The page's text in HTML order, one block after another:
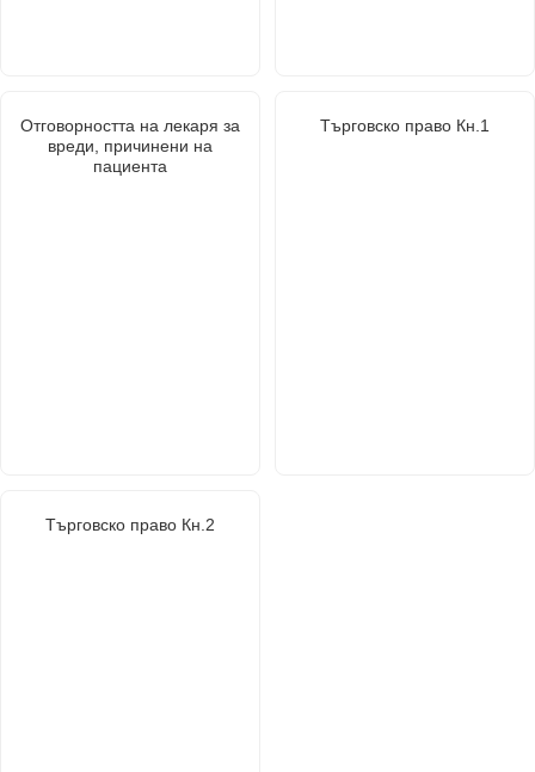
Отговорността на лекаря за
вреди, причинени на
пациента
Търговско право Кн.1
Търговско право Кн.2